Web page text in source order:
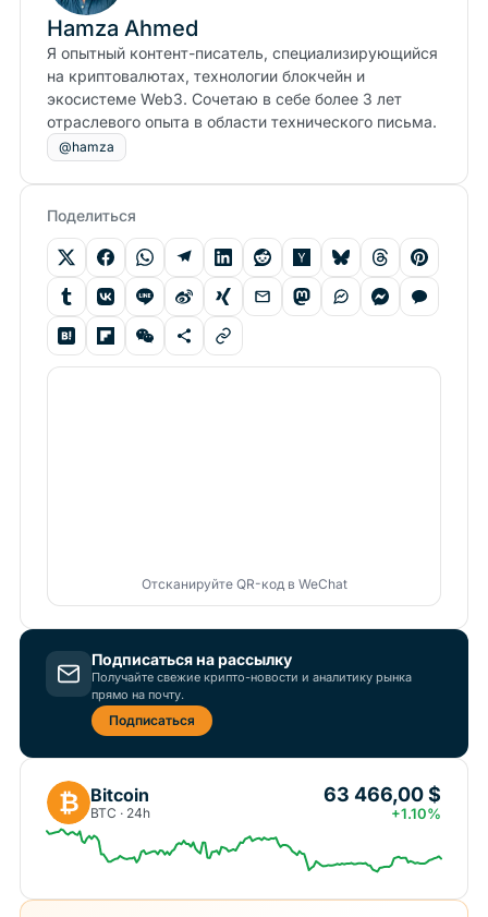
Hamza Ahmed
Я опытный контент-писатель, специализирующийся
на криптовалютах, технологии блокчейн и
экосистеме Web3. Сочетаю в себе более 3 лет
отраслевого опыта в области технического письма.
@hamza
Поделиться
Отсканируйте QR-код в WeChat
Подписаться на рассылку
Получайте свежие крипто-новости и аналитику рынка
прямо на почту.
Подписаться
₿ Bitcoin
BTC · 24h
63 466,00 $
+1.10%